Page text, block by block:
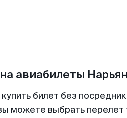
авиабилеты
билет без
можете выбрать перелет